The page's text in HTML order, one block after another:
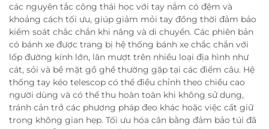
các nguyên tắc công thái học với tay nắm có đệm và
khoảng cách tối ưu, giúp giảm mỏi tay đồng thời đảm bảo
kiểm soát chắc chắn khi nâng và di chuyển. Các phiên bản
có bánh xe được trang bị hệ thống bánh xe chắc chắn với
lốp đường kính lớn, lăn mượt trên nhiều loại địa hình như
cát, sỏi và bề mặt gồ ghề thường gặp tại các điểm câu. Hệ
thống tay kéo telescop có thể điều chỉnh theo chiều cao
người dùng và có thể thu hoàn toàn khi không sử dụng,
tránh cản trở các phương pháp đeo khác hoặc việc cất giữ
trong không gian hẹp. Tối ưu hóa cân bằng đảm bảo túi đã